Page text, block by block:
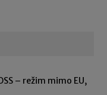
– režim mimo EU,